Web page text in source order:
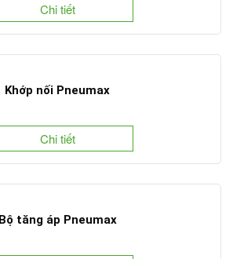
Chi tiết
Khớp nối Pneumax
Chi tiết
Bộ tăng áp Pneumax